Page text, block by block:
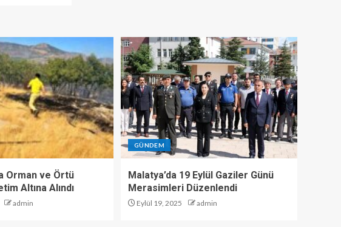
Orman ve Örtü
Altına Alındı
admin
GÜNDEM
Malatya’da 19 Eylül Gaziler Günü
Merasimleri Düzenlendi
Eylül 19, 2025 admin